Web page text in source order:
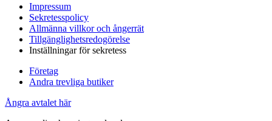
Impressum
Sekretesspolicy
Allmänna villkor och ångerrät
Tillgänglighetsredogörelse
Inställningar för sekretess
Företag
Andra trevliga butiker
Ångra avtalet här